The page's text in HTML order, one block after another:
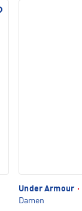
Under Armour ·
Damen